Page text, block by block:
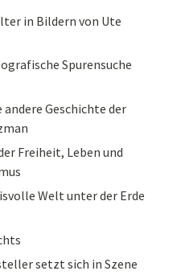
in Bildern von Ute
Spurensuche
Geschichte der
Freiheit, Leben und
Welt unter der Erde
setzt sich in Szene